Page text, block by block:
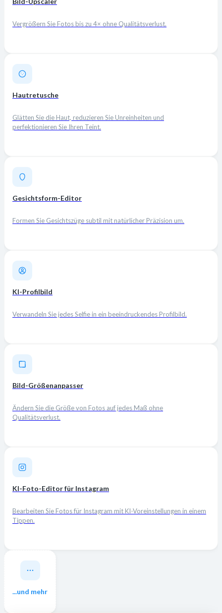
Vergrößern Sie Fotos bis zu 4× ohne Qualitätsverlust.
Hautretusche
Glätten Sie die Haut, reduzieren Sie Unreinheiten und
perfektionieren Sie Ihren Teint.
Gesichtsform-Editor
Formen Sie Gesichtszüge subtil mit natürlicher Präzision um.
KI-Profilbild
Verwandeln Sie jedes Selfie in ein beeindruckendes Profilbild.
Bild-Größenanpasser
Ändern Sie die Größe von Fotos auf jedes Maß ohne
Qualitätsverlust.
KI-Foto-Editor für Instagram
Bearbeiten Sie Fotos für Instagram mit KI-Voreinstellungen in einem
Tippen.
...und mehr